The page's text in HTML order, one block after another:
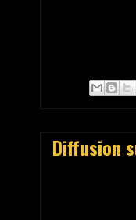
Diffusion